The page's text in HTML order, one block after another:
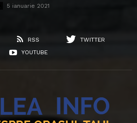
5 ianuarie 2021
RSS
TWITTER
YOUTUBE